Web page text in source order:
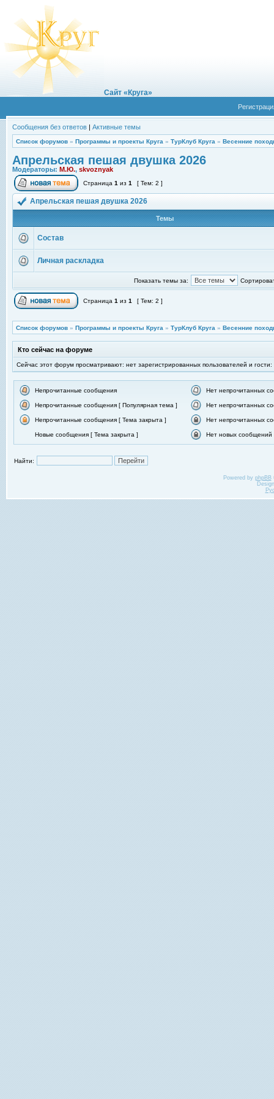
Сайт «Круга»
Сообщения без ответов | Активные темы
Список форумов » Программы и проекты Круга » ТурКлуб Круга » Весенние
Апрельская пешая двушка 2026
Модераторы: М.Ю., skvoznyak
Страница 1 из 1 [ Тем: 2 ]
Апрельская пешая двушка 2026
Темы
Состав
Личная раскладка
Показать темы за:
Страница 1 из 1 [ Тем: 2 ]
Список форумов » Программы и проекты Круга » ТурКлуб Круга » Весенние
Кто сейчас на форуме
Сейчас этот форум просматривают: нет зарегистрированных пользователей и гости:
Непрочитанные сообщения Нет непрочитанных
Непрочитанные сообщения [ Популярная тема ] Нет непрочитанных
Непрочитанные сообщения [ Тема закрыта ] Нет непрочитанных
Новые сообщения [ Тема закрыта ] Нет новых сообщений
Найти:
Powered by phpBB